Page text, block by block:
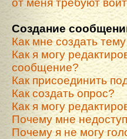
от меня требуют
Создание
Как мне создать
Как я могу
сообщение?
Как присоединить
Как создать опрос?
Как я могу
Почему мне
Почему я не могу